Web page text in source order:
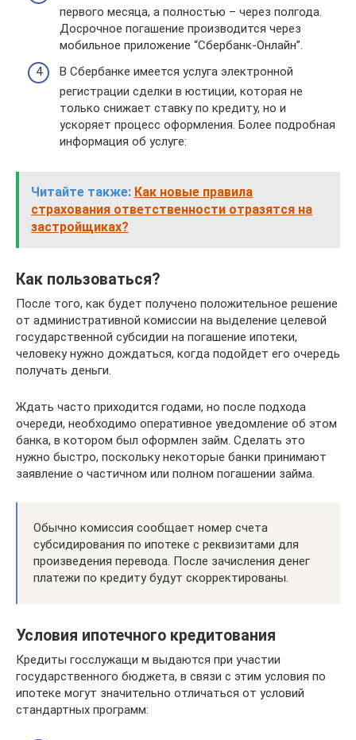
первого месяца, а полностью – через полгода.
Досрочное погашение производится через
мобильное приложение “Сбербанк-Онлайн”.
В Сбербанке имеется услуга электронной
регистрации сделки в юстиции, которая не
только снижает ставку по кредиту, но и
ускоряет процесс оформления. Более подробная
информация об услуге:
Читайте также: Как новые правила
страхования ответственности отразятся на
застройщиках?
Как пользоваться?
После того, как будет получено положительное решение
от административной комиссии на выделение целевой
государственной субсидии на погашение ипотеки,
человеку нужно дождаться, когда подойдет его очередь
получать деньги.
Ждать часто приходится годами, но после подхода
очереди, необходимо оперативное уведомление об этом
банка, в котором был оформлен займ. Сделать это
нужно быстро, поскольку некоторые банки принимают
заявление о частичном или полном погашении займа.
Обычно комиссия сообщает номер счета
субсидирования по ипотеке с реквизитами для
произведения перевода. После зачисления денег
платежи по кредиту будут скорректированы.
Условия ипотечного кредитования
Кредиты госслужащи м выдаются при участии
государственного бюджета, в связи с этим условия по
ипотеке могут значительно отличаться от условий
стандартных программ: